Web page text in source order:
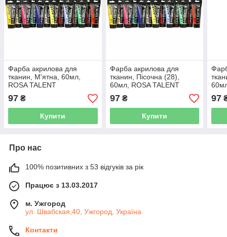
Фарба акрилова для
тканин, М'ятна, 60мл,
ROSA TALENT
97 ₴
Купити
Фарба акрилова для
тканин, Пісочна (28),
60мл, ROSA TALENT
97₴
Купити
97
Про нас
100% позитивних з 53 відгуків за рік
Працює з 13.03.2017
м. Ужгород
ул. Швабская,40, Ужгород, Україна
Контакти